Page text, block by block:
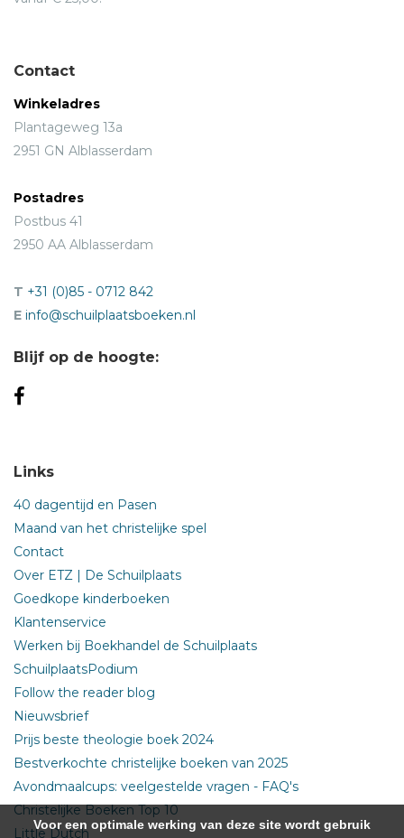
Contact
Winkeladres
Plantageweg 13a
2951 GN Alblasserdam
Postadres
Postbus 41
2950 AA Alblasserdam
T +31 (0)85 - 0712 842
E info@schuilplaatsboeken.nl
Blijf op de hoogte:
Links
40 dagentijd en Pasen
Maand van het christelijke spel
Contact
Over ETZ | De Schuilplaats
Goedkope kinderboeken
Klantenservice
Werken bij Boekhandel de Schuilplaats
SchuilplaatsPodium
Follow the reader blog
Nieuwsbrief
Prijs beste theologie boek 2024
Bestverkochte christelijke boeken van 2025
Avondmaalcups: veelgestelde vragen - FAQ's
Christelijke Boeken Top 10
Little Dutch
Voor een optimale werking van deze site wordt gebruik